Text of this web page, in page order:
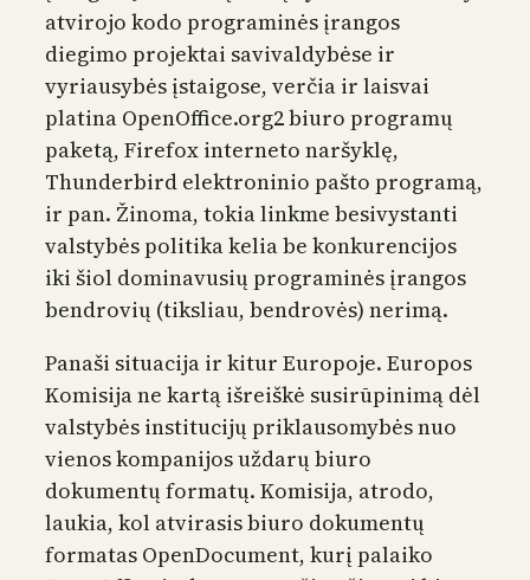
atvirojo kodo programinės įrangos
diegimo projektai savivaldybėse ir
vyriausybės įstaigose, verčia ir laisvai
platina OpenOffice.org2 biuro programų
paketą, Firefox interneto naršyklę,
Thunderbird elektroninio pašto programą,
ir pan. Žinoma, tokia linkme besivystanti
valstybės politika kelia be konkurencijos
iki šiol dominavusių programinės įrangos
bendrovių (tiksliau, bendrovės) nerimą.
Panaši situacija ir kitur Europoje. Europos
Komisija ne kartą išreiškė susirūpinimą dėl
valstybės institucijų priklausomybės nuo
vienos kompanijos uždarų biuro
dokumentų formatų. Komisija, atrodo,
laukia, kol atvirasis biuro dokumentų
formatas OpenDocument, kurį palaiko